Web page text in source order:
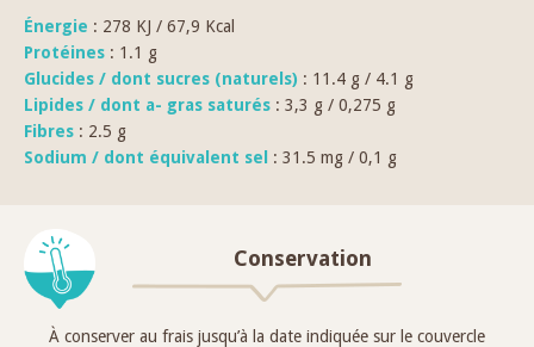
Énergie : 278 KJ / 67,9 Kcal
Protéines : 1.1 g
Glucides / dont sucres (naturels) : 11.4 g / 4.1 g
Lipides / dont a- gras saturés : 3,3 g / 0,275 g
Fibres : 2.5 g
Sodium / dont équivalent sel
: 31.5 mg / 0,1 g
Conservation
À conserver au frais jusqu’à la date indiquée sur le couvercle